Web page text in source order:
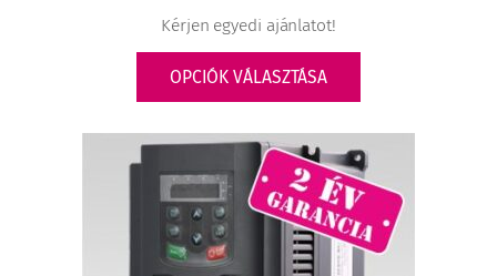
Kérjen egyedi ajánlatot!
OPCIÓK VÁLASZTÁSA